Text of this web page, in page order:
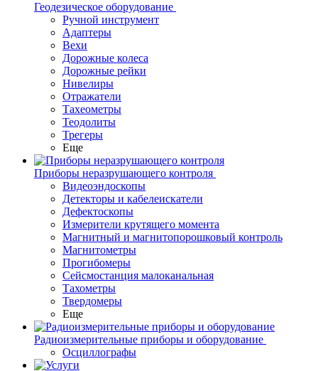
Геодезическое оборудование
Ручной инструмент
Адаптеры
Вехи
Дорожные колеса
Дорожные рейки
Нивелиры
Отражатели
Тахеометры
Теодолиты
Трегеры
Еще
Приборы неразрушающего контроля
Видеоэндоскопы
Детекторы и кабелеискатели
Дефектоскопы
Измерители крутящего момента
Магнитный и магнитопорошковый контроль
Магнитометры
Прогибомеры
Сейсмостанция малоканальная
Тахометры
Твердомеры
Еще
Радиоизмерительные приборы и оборудование
Осциллографы